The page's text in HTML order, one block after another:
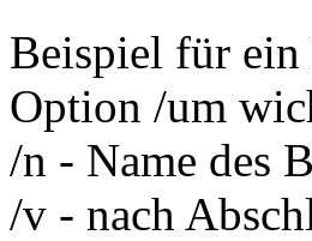
Beispiel für ein
Option /um
/n - Name des
/v - nach